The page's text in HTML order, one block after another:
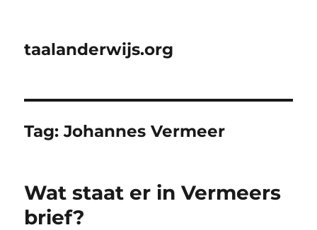
taalanderwijs.org
Tag:Johannes Vermeer
Wat staat er in Vermeers
brief?